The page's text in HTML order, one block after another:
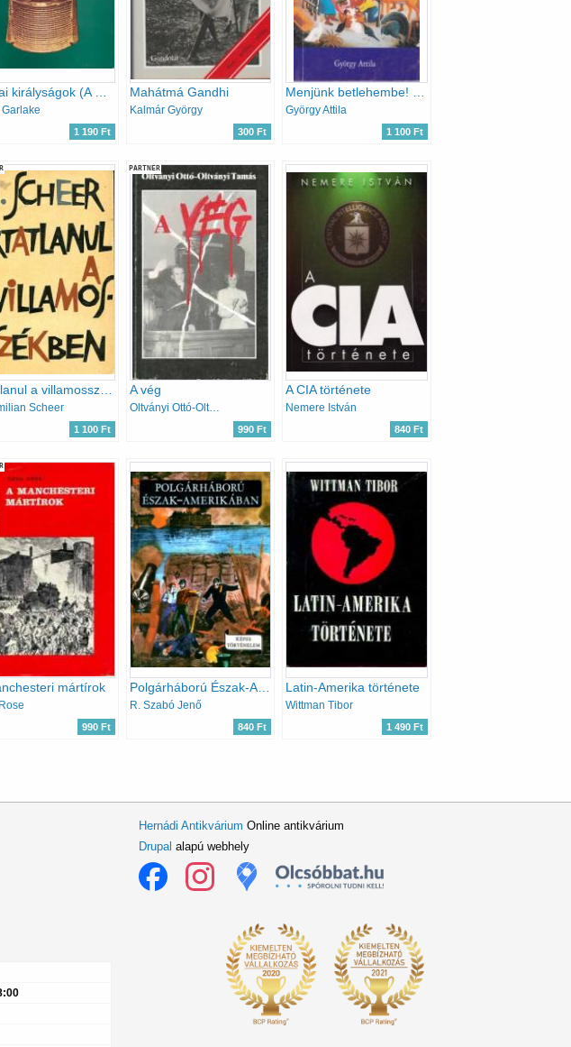
Afrikai királyságok (A múlt születése)
Garlake
1 190 Ft
Mahátmá Gandhi
Kalmár György
300 Ft
Menjünk betlehembe! - Adventi és karácsonyi gondolatok
György Attila
1 100 Ft
Ártatlanul a villamosszékben
Scheer
1 100 Ft
PARTNER
A vég
Oltványi Ottó-Oltványi Tamás
990 Ft
A CIA története
Nemere István
840 Ft
mártírok
990 Ft
Polgárháború Észak-Amerikában (Képes történelem)
R. Szabó Jenő
840 Ft
Latin-Amerika története
Wittman Tibor
1 490 Ft
Hernádi Antikvárium Online antikvárium
Drupal alapú webhely